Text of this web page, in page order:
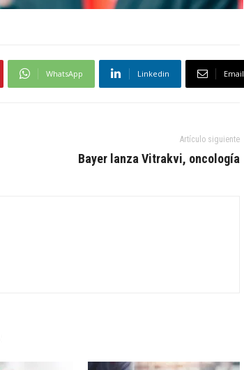
WhatsApp Linkedin Email
Artículo siguiente
Bayer lanza Vitrakvi, oncología